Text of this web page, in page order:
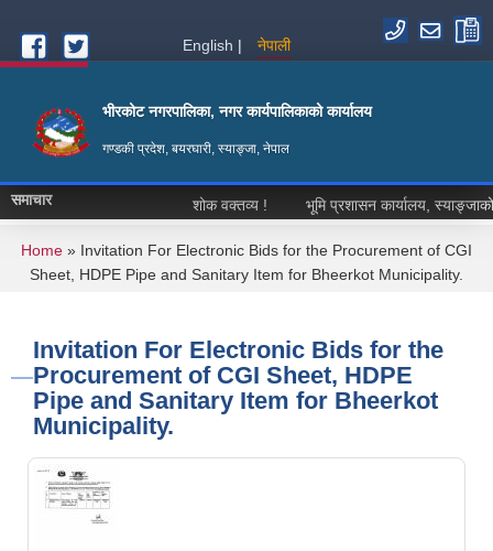
English
नेपाली
भीरकोट नगरपालिका, नगर कार्यपालिकाको कार्यालय
गण्डकी प्रदेश, बयरघारी, स्याङ्जा, नेपाल
समाचार शोक वक्तव्य ! भूमि प्रशासन कार्यालय, स्याङ्जाको
You are here
Home » Invitation For Electronic Bids for the Procurement of CGI
Sheet, HDPE Pipe and Sanitary Item for Bheerkot Municipality.
Invitation For Electronic Bids for the
Procurement of CGI Sheet, HDPE
Pipe and Sanitary Item for Bheerkot
Municipality.